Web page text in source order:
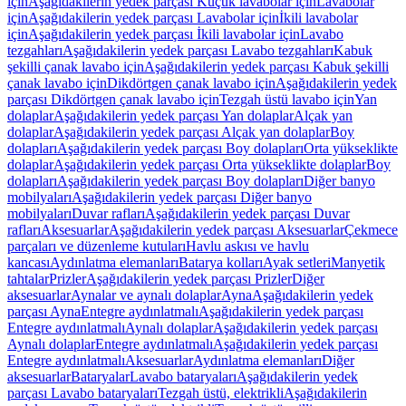
içinAşağıdakilerin yedek parçası Lavabolar içinİkili lavabolar
içinAşağıdakilerin yedek parçası İkili lavabolar içinLavabo
tezgahlarıAşağıdakilerin yedek parçası Lavabo tezgahlarıKabuk
şekilli çanak lavabo içinAşağıdakilerin yedek parçası Kabuk şekilli
çanak lavabo içinDikdörtgen çanak lavabo içinAşağıdakilerin yedek
parçası Dikdörtgen çanak lavabo içinTezgah üstü lavabo içinYan
dolaplarAşağıdakilerin yedek parçası Yan dolaplarAlçak yan
dolaplarAşağıdakilerin yedek parçası Alçak yan dolaplarBoy
dolaplarıAşağıdakilerin yedek parçası Boy dolaplarıOrta yükseklikte
dolaplarAşağıdakilerin yedek parçası Orta yükseklikte dolaplarBoy
dolaplarıAşağıdakilerin yedek parçası Boy dolaplarıDiğer banyo
mobilyalarıAşağıdakilerin yedek parçası Diğer banyo
mobilyalarıDuvar raflarıAşağıdakilerin yedek parçası Duvar
raflarıAksesuarlarAşağıdakilerin yedek parçası AksesuarlarÇekmece
parçaları ve düzenleme kutularıHavlu askısı ve havlu
kancasıAydınlatma elemanlarıBatarya kollarıAyak setleriManyetik
tahtalarPrizlerAşağıdakilerin yedek parçası PrizlerDiğer
aksesuarlarAynalar ve aynalı dolaplarAynaAşağıdakilerin yedek
parçası AynaEntegre aydınlatmalıAşağıdakilerin yedek parçası
Entegre aydınlatmalıAynalı dolaplarAşağıdakilerin yedek parçası
Aynalı dolaplarEntegre aydınlatmalıAşağıdakilerin yedek parçası
Entegre aydınlatmalıAksesuarlarAydınlatma elemanlarıDiğer
aksesuarlarBataryalarLavabo bataryalarıAşağıdakilerin yedek
parçası Lavabo bataryalarıTezgah üstü, elektrikliAşağıdakilerin